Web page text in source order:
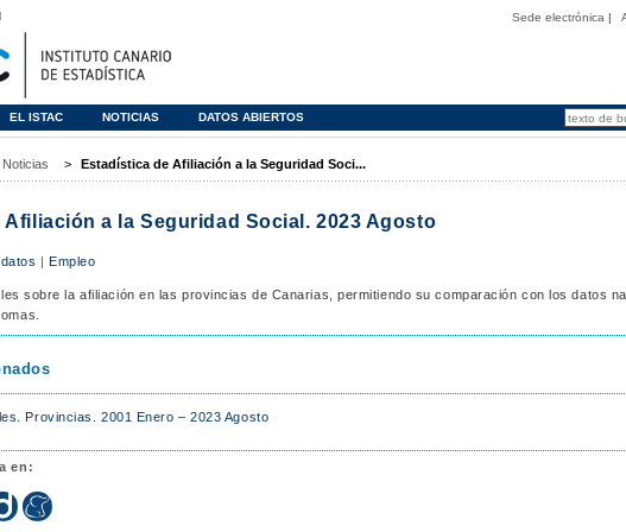
Sede electrónica |
EL ISTAC NOTICIAS DATOS ABIERTOS
Noticias > Estadística de Afiliación a la Seguridad Soci...
Afiliación a la Seguridad Social. 2023 Agosto
|Empleo
sobre la afiliación en las provincias de Canarias, permitiendo su comparación con los datos
Provincias. 2001 Enero – 2023 Agosto
en: